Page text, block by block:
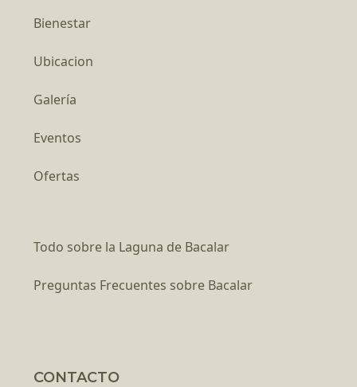
Bienestar
Ubicacion
Galería
Eventos
Ofertas
Todo sobre la Laguna de Bacalar
Preguntas Frecuentes sobre Bacalar
CONTACTO